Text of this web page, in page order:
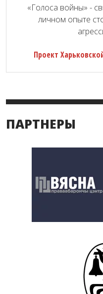
«Голоса войны» -
личном опыте
Проект
ПАРТНЕРЫ